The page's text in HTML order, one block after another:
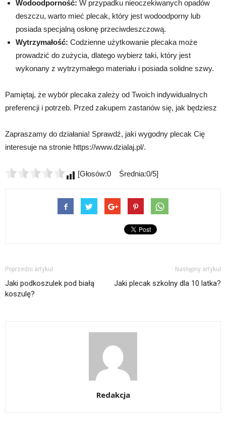
Wodoodporność: W przypadku nieoczekiwanych opadów
deszczu, warto mieć plecak, który jest wodoodporny lub
posiada specjalną osłonę przeciwdeszczową.
Wytrzymałość: Codzienne użytkowanie plecaka może
prowadzić do zużycia, dlatego wybierz taki, który jest
wykonany z wytrzymałego materiału i posiada solidne szwy.
Pamiętaj, że wybór plecaka zależy od Twoich indywidualnych
preferencji i potrzeb. Przed zakupem zastanów się, jak będziesz
Zapraszamy do działania! Sprawdź, jaki wygodny plecak Cię
interesuje na stronie https://www.dzialaj.pl/.
[Głosów:0 Średnia:0/5]
Poprzedni artykuł
Jaki podkoszulek pod białą
koszulę?
Następny artykuł
Jaki plecak szkolny dla 10 latka?
Redakcja